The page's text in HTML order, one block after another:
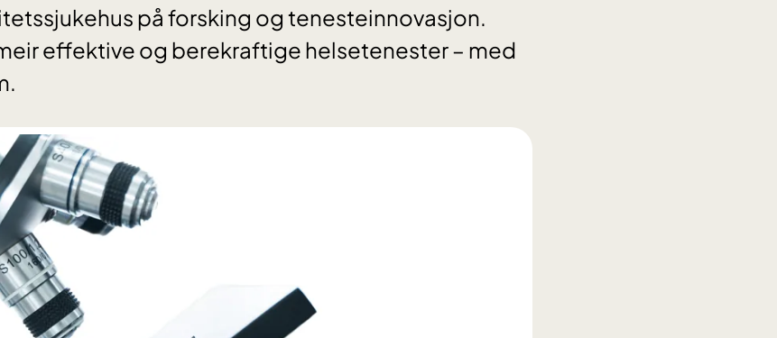
på forsking og tenesteinnovasjon.
effektive og berekraftige helsetenester – med